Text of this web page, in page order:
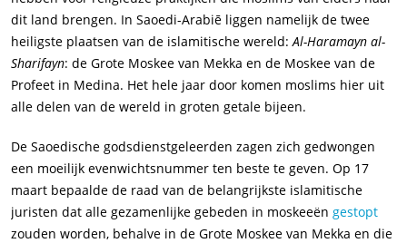
dit land brengen. In Saoedi-Arabiē liggen namelijk de twee
heiligste plaatsen van de islamitische wereld: Al-Haramayn al-
Sharifayn: de Grote Moskee van Mekka en de Moskee van de
Profeet in Medina. Het hele jaar door komen moslims hier uit
alle delen van de wereld in groten getale bijeen.
De Saoedische godsdienstgeleerden zagen zich gedwongen
een moeilijk evenwichtsnummer ten beste te geven. Op 17
maart bepaalde de raad van de belangrijkste islamitische
juristen dat alle gezamenlijke gebeden in moskeeën gestopt
zouden worden, behalve in de Grote Moskee van Mekka en die